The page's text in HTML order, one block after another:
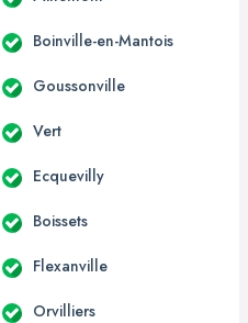
Boinville-en-Mantois
Goussonville
Vert
Ecquevilly
Boissets
Flexanville
Orvilliers